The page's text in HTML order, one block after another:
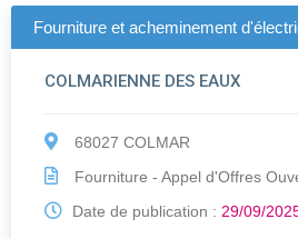
Fourniture et acheminement
COLMARIENNE DES EAUX
68027 COLMAR
Fourniture - Appel d'Offres
Date de publication : 29/09/